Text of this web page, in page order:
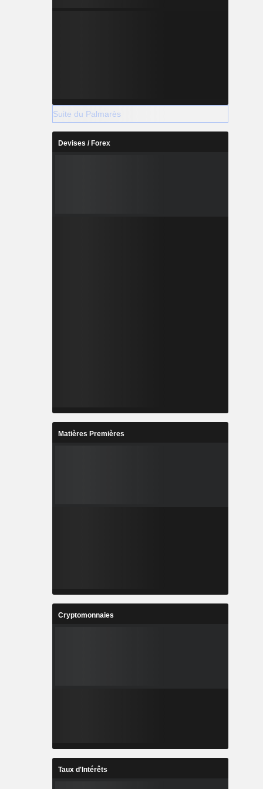
Suite du Palmarès
Devises / Forex
Matières Premières
Cryptomonnaies
Taux d'Intérêts